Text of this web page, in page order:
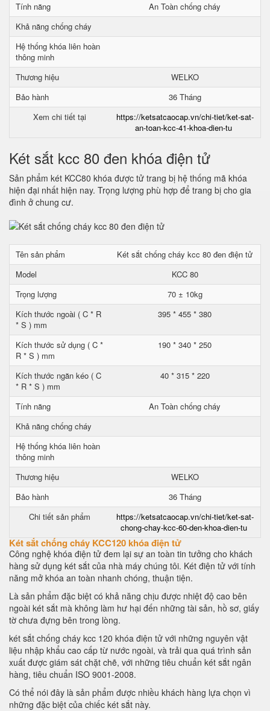
Tính năng
An Toàn chống cháy
Khả năng chống cháy
Hệ thống khóa liên hoàn
thông minh
Thương hiệu
WELKO
Bảo hành
36 Tháng
Xem chi tiết tại
https://ketsatcaocap.vn/chi-tiet/ket-sat-
an-toan-kcc-41-khoa-dien-tu
Két sắt kcc 80 đen khóa điện tử
Sản phẩm két KCC80 khóa được tử trang bị hệ thống mã khóa
hiện đại nhất hiện nay. Trọng lượng phù hợp để trang bị cho gia
đình ở chung cư.
Tên sản phẩm
Két sắt chống cháy kcc 80 đen điện tử
Model
KCC 80
Trọng lượng
70 ± 10kg
Kích thước ngoài ( C * R
* S ) mm
395 * 455 * 380
Kích thước sử dụng ( C *
R * S ) mm
190 * 340 * 250
Kích thước ngăn kéo ( C
* R * S ) mm
40 * 315 * 220
Tính năng
An Toàn chống cháy
Khả năng chống cháy
Hệ thống khóa liên hoàn
thông minh
Thương hiệu
WELKO
Bảo hành
36 Tháng
Chi tiết sản phẩm
https://ketsatcaocap.vn/chi-tiet/ket-sat-
chong-chay-kcc-60-den-khoa-dien-tu
Két sắt chống cháy KCC120 khóa điện tử
Công nghệ khóa điện tử đem lại sự an toàn tin tưởng cho khách
hàng sử dụng két sắt của nhà máy chúng tôi. Két điện tử với tính
năng mở khóa an toàn nhanh chóng, thuận tiện.
Là sản phẩm đặc biệt có khả năng chịu được nhiệt độ cao bên
ngoài két sắt mà không làm hư hại đến những tài sản, hồ sơ, giấy
tờ chưa đựng bên trong lòng.
két sắt chống cháy kcc 120 khóa điện tử với những nguyên vật
liệu nhập khẩu cao cấp từ nước ngoài, và trải qua quá trình sản
xuất được giám sát chặt chẽ, với những tiêu chuẩn két sắt ngân
hàng, tiêu chuẩn ISO 9001-2008.
Có thể nói đây là sản phẩm được nhiều khách hàng lựa chọn vì
những đặc biệt của chiếc két sắt này.